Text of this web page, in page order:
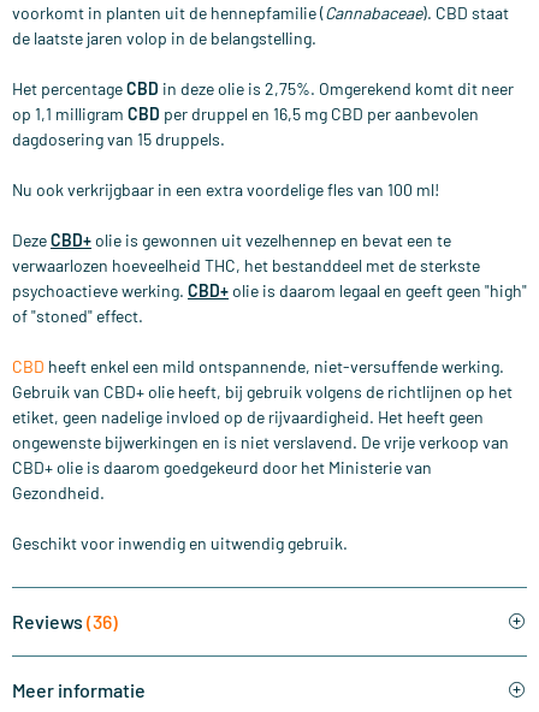
voorkomt in planten uit de hennepfamilie (Cannabaceae). CBD staat
de laatste jaren volop in de belangstelling.
Het percentageCBD in deze olie is 2,75%. Omgerekend komt dit neer
op 1,1 milligram CBD per druppel en 16,5 mg CBD per aanbevolen
dagdosering van 15 druppels.
Nu ook verkrijgbaar in een extra voordelige fles van 100 ml!
DezeCBD+olie is gewonnen uit vezelhennep en bevat een te
verwaarlozen hoeveelheid THC, het bestanddeel met de sterkste
psychoactieve werking. CBD+olie is daarom legaal en geeft geen "high"
of "stoned" effect.
CBD heeft enkel een mild ontspannende, niet-versuffende werking.
Gebruik van CBD+ olie heeft, bij gebruik volgens de richtlijnen op het
etiket, geen nadelige invloed op de rijvaardigheid. Het heeft geen
ongewenste bijwerkingen en is niet verslavend. De vrije verkoop van
CBD+ olie is daarom goedgekeurd door het Ministerie van
Gezondheid.
Geschikt voor inwendig en uitwendig gebruik.
Reviews (36)
Meer informatie